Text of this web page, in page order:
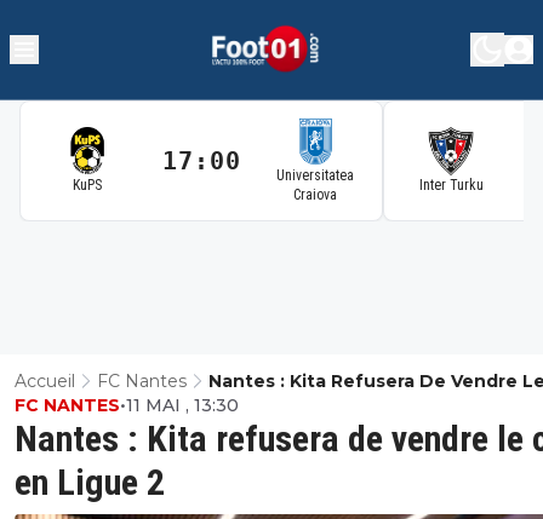
KuPS
17:00
Universitatea
Craiova
Inter Turku
Accueil FC Nantes
Nantes : Kita Refusera De Vendre
En Ligue 2
Nantes : Kita refusera de vendre le
en Ligue 2
FC NANTES•11 MAI , 13:30